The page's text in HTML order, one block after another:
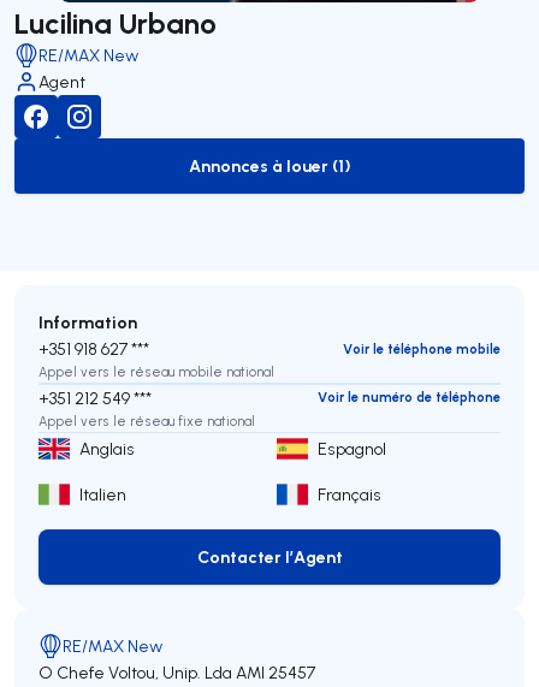
Lucilina Urbano
RE/MAX New
Agent
to-rent-listing
Annonces à louer (1)
Information
+351 918 627 ***
Voir le téléphone mobile
Appel vers le réseau mobile national
+351 212 549 ***
Voir le numéro de téléphone
Appel vers le réseau fixe national
Anglais Espagnol
Italien Français
Contacter l’Agent
Contacter l’Agent
RE/MAX New
O Chefe Voltou, Unip. Lda AMI 25457